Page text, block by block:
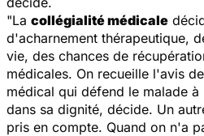
"La collégialité médicale
d'acharnement thérapeutique,
vie, des chances de
médicales. On recueille l'avis
médical qui défend le malade
dans sa dignité, décide. Un
pris en compte. Quand on n'a